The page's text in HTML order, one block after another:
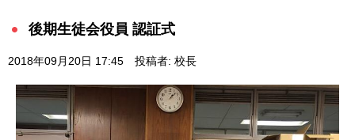
後期生徒会役員 認証式
2018年09月20日 17:45 投稿者: 校長